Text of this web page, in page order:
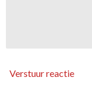
Verstuur reactie